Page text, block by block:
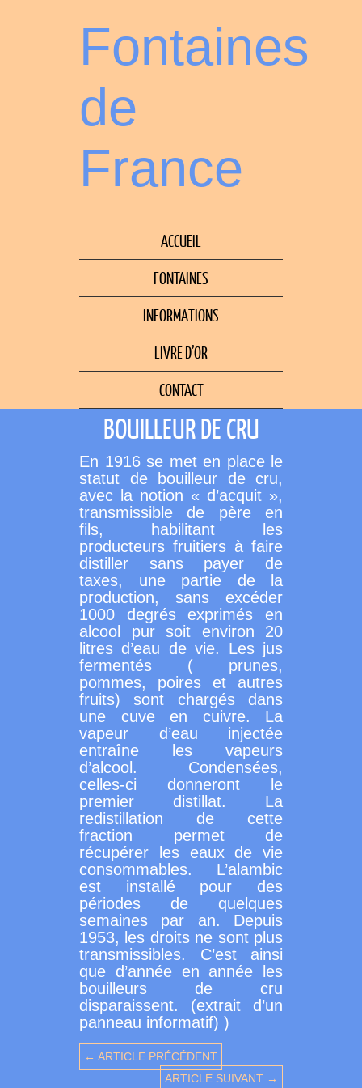
Fontaines
de
France
ACCUEIL
FONTAINES
INFORMATIONS
LIVRE D’OR
CONTACT
BOUILLEUR DE CRU
En 1916 se met en place le
statut de bouilleur de cru,
avec la notion « d’acquit »,
transmissible de père en
fils, habilitant les
producteurs fruitiers à faire
distiller sans payer de
taxes, une partie de la
production, sans excéder
1000 degrés exprimés en
alcool pur soit environ 20
litres d’eau de vie. Les jus
fermentés ( prunes,
pommes, poires et autres
fruits) sont chargés dans
une cuve en cuivre. La
vapeur d’eau injectée
entraîne les vapeurs
d’alcool. Condensées,
celles-ci donneront le
premier distillat. La
redistillation de cette
fraction permet de
récupérer les eaux de vie
consommables. L’alambic
est installé pour des
périodes de quelques
semaines par an. Depuis
1953, les droits ne sont plus
transmissibles. C’est ainsi
que d’année en année les
bouilleurs de cru
disparaissent. (extrait d’un
panneau informatif) )
← ARTICLE PRÉCÉDENT
ARTICLE SUIVANT →